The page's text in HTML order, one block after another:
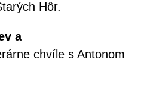
Hôr.
a
chvíle s Antonom